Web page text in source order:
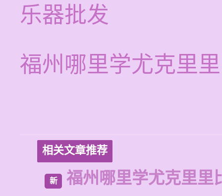
乐器批发
福州哪里学尤克里
相关文章推荐
新 福州哪里学尤克里里